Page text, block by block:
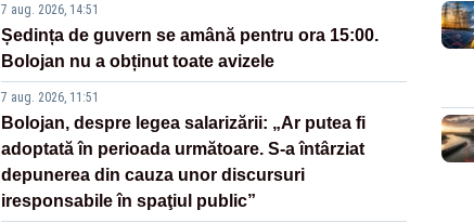
7 aug. 2026, 14:51
Ședința de guvern se amână pentru ora 15:00.
Bolojan nu a obținut toate avizele
7 aug. 2026, 11:51
Bolojan, despre legea salarizării: „Ar putea fi
adoptată în perioada următoare. S-a întârziat
depunerea din cauza unor discursuri
iresponsabile în spaţiul public”